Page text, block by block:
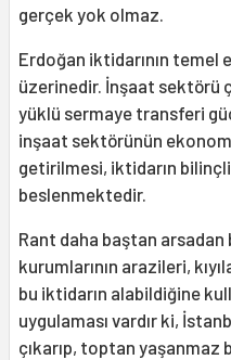
gerçek yok olmaz.
Erdoğan iktidarının
üzerinedir. İnşaat sektörü
yüklü sermaye transferi
inşaat sektörünün
getirilmesi, iktidarın
beslenmektedir.
Rant daha baştan
kurumlarının arazileri,
bu iktidarın alabildiğine
uygulaması vardır ki,
çıkarıp, toptan